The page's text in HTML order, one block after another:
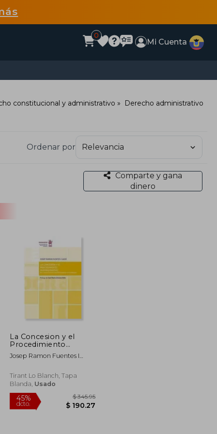
0
Mi Cuenta
constitucional y administrativo
Derecho administrativo
Ordenar por
Comparte y gana
dinero
La Concesion y el
Procedimiento
Administrativo
Josep Ramon Fuentes I
Feliu
Tirant Lo Blanch, Tapa
Blanda, Usado